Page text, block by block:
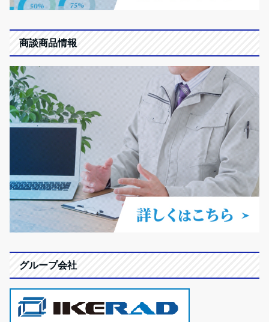
商談商品情報
グループ会社